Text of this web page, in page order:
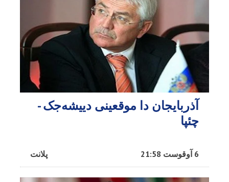
آذربایجان دا موقعینی دییشه‌جک -
چئپا
پلانت 6 آوقوست 21:58